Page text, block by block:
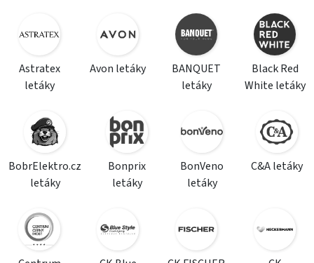
Astratex
letáky
Avon letáky
BANQUET
letáky
Black Red
White letáky
BobrElektro.cz
letáky
Bonprix
letáky
BonVeno
letáky
C&A letáky